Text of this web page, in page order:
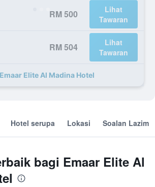
RM 500
Lihat
Tawaran
RM 504
Lihat
Tawaran
Elite Al Madina Hotel
Hotel serupa Lokasi Soalan Lazim
bagi Emaar Elite Al